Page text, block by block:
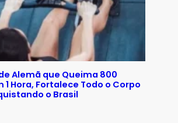
Alemã que Queima 800
1 Hora, Fortalece Todo o Corpo
o Brasil